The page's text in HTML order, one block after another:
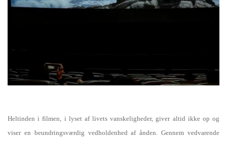
Heltinden i filmen, i lyset af livets vanskeligheder, giver altid ikke op og
viser en beundringsværdig vedholdenhed af ånden. Gennem vedvarende